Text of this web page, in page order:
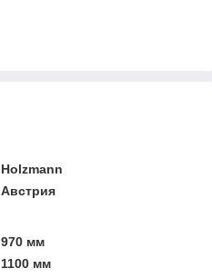
Holzmann
Австрия
970 мм
1100 мм